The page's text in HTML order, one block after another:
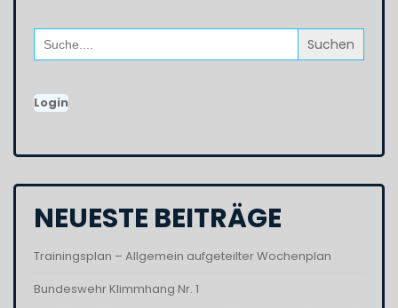
Search
for:
Login
NEUESTE BEITRÄGE
Trainingsplan – Allgemein aufgeteilter Wochenplan
Bundeswehr Klimmhang Nr. 1